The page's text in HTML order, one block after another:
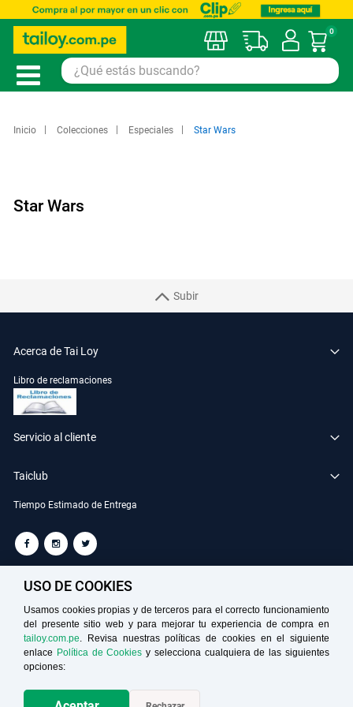
Mi
0
Inicio Colecciones Especiales Star Wars
Star Wars
Subir
Acerca de Tai Loy
Libro de reclamaciones
Servicio al cliente
Taiclub
Tiempo Estimado de Entrega
TAILOY S.A. RUC: 20100049181
Medios de Pago
USO DE COOKIES
Usamos cookies propias y de terceros para el correcto funcionamiento
del presente sitio web y para mejorar tu experiencia de compra en
tailoy.com.pe. Revisa nuestras políticas de cookies en el siguiente
enlace Política de Cookies y selecciona cualquiera de las siguientes
opciones: